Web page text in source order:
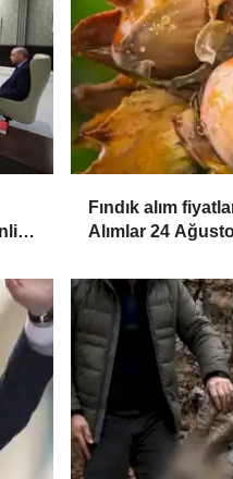
Fındık alım
Alımlar 24